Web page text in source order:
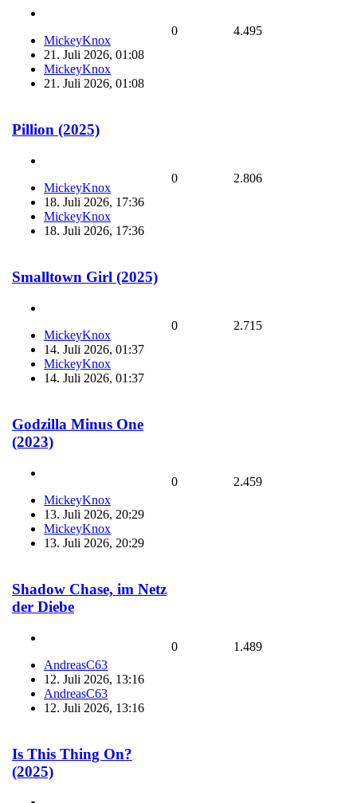
MickeyKnox
21. Juli 2026, 01:08
MickeyKnox
21. Juli 2026, 01:08
0 4.495
Pillion (2025)
MickeyKnox
18. Juli 2026, 17:36
MickeyKnox
18. Juli 2026, 17:36
0 2.806
Smalltown Girl (2025)
MickeyKnox
14. Juli 2026, 01:37
MickeyKnox
14. Juli 2026, 01:37
0 2.715
Godzilla Minus One
(2023)
MickeyKnox
13. Juli 2026, 20:29
MickeyKnox
13. Juli 2026, 20:29
0 2.459
Shadow Chase, im Netz
der Diebe
AndreasC63
12. Juli 2026, 13:16
AndreasC63
12. Juli 2026, 13:16
0 1.489
Is This Thing On?
(2025)